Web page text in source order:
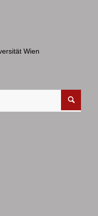
Wien